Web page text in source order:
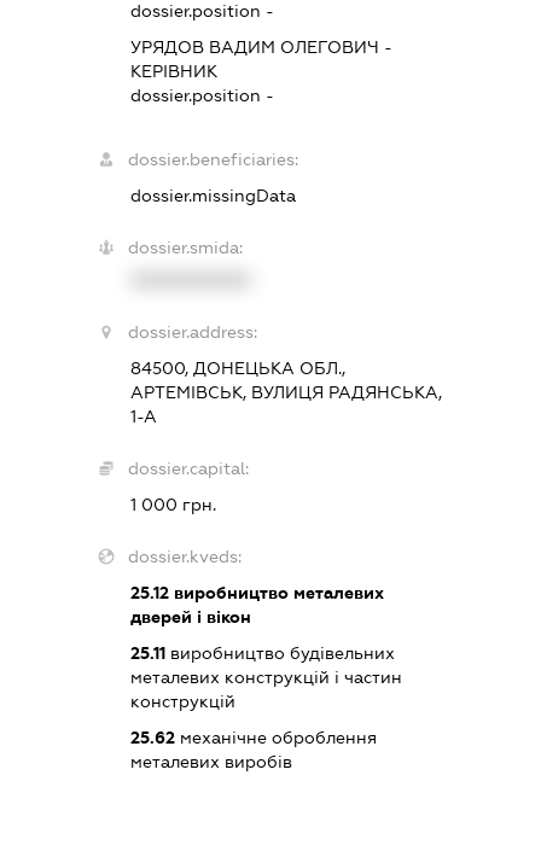
dossier.position -
УРЯДОВ ВАДИМ ОЛЕГОВИЧ -
КЕРІВНИК
dossier.position -
dossier.beneficiaries:
dossier.missingData
dossier.smida:
dossier.address:
84500, ДОНЕЦЬКА ОБЛ.,
АРТЕМІВСЬК, ВУЛИЦЯ РАДЯНСЬКА,
1-А
dossier.capital:
1 000 грн.
dossier.kveds:
25.12 виробництво металевих
дверей і вікон
25.11 виробництво будівельних
металевих конструкцій і частин
конструкцій
25.62 механічне оброблення
металевих виробів